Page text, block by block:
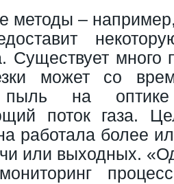
методы –
Существует много
может со
пыль на
поток газа.
работала более
или выходных.